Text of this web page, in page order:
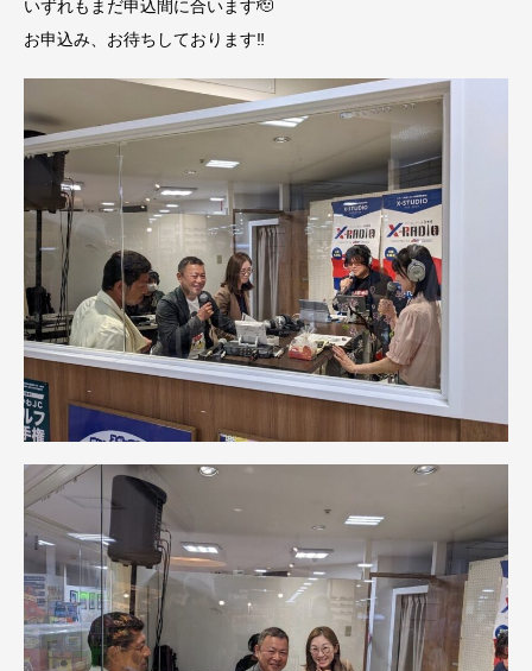
いずれもまだ申込間に合います🫡
お申込み、お待ちしております‼️